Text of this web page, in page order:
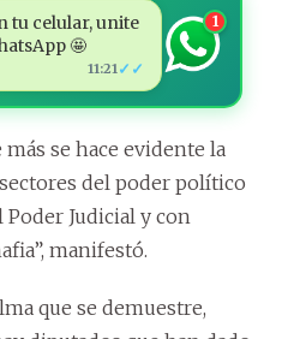
tu celular, unite
🤩
11:21 ✓✓
1
más se hace evidente la
del poder político
Judicial y con
manifestó.
que se demuestre,